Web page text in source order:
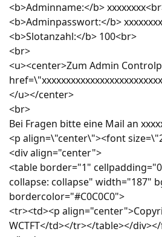
<b>Adminname:</b>
<b>Adminpasswort:</b>
<b>Slotanzahl:</b> 100<br>
<br>
<u><center>Zum Admin
</u></center>
<br>
Bei Fragen bitte eine Mail an
<p align=\"center\"><font
<div align="center">
<table border="1"
collapse: collapse" width="187"
bordercolor="#C0C0C0">
<tr><td><p
WCTFT</td></tr></table></